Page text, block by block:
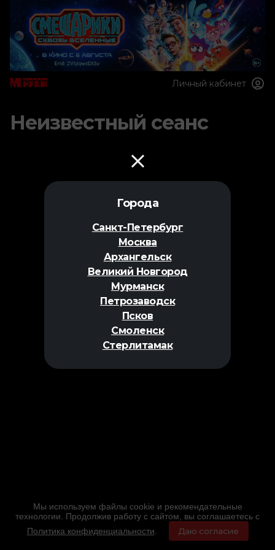
Города
Санкт-Петербург
Москва
Архангельск
Великий Новгород
Мурманск
Петрозаводск
Псков
Смоленск
Стерлитамак
Личный кабинет
Неизвестный сеанс
Мы используем файлы cookie и рекомендательные
технологии. Продолжив работу с сайтом, вы соглашаетесь с
Политика конфиденциальности
Даю согласие